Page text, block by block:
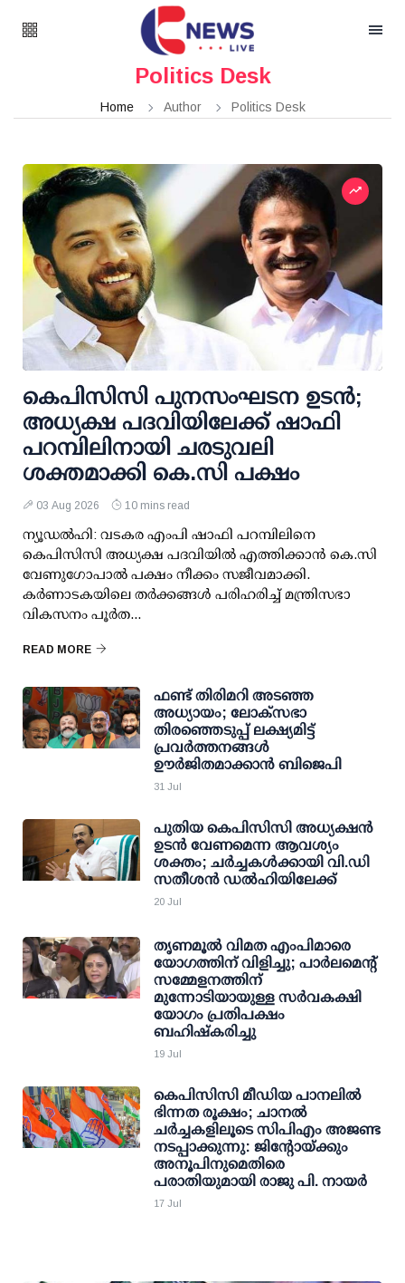
Politics Desk
Home Author Politics Desk
കെപിസിസി പുനസംഘടന ഉടന്‍;
അധ്യക്ഷ പദവിയിലേക്ക് ഷാഫി
പറമ്പിലിനായി ചരടുവലി
ശക്തമാക്കി കെ.സി പക്ഷം
03 Aug 2026 10 mins read
ന്യൂഡല്‍ഹി: വടകര എംപി ഷാഫി പറമ്പിലിനെ
കെപിസിസി അധ്യക്ഷ പദവിയില്‍ എത്തിക്കാന്‍ കെ.സി
വേണുഗോപാല്‍ പക്ഷം നീക്കം സജീവമാക്കി.
കര്‍ണാടകയിലെ തര്‍ക്കങ്ങള്‍ പരിഹരിച്ച് മന്ത്രിസഭാ
വികസനം പൂര്‍ത...
READ MORE
ഫണ്ട് തിരിമറി അടഞ്ഞ
അധ്യായം; ലോക്സഭാ
തിരഞ്ഞെടുപ്പ് ലക്ഷ്യമിട്ട്
പ്രവര്‍ത്തനങ്ങള്‍
ഊര്‍ജിതമാക്കാന്‍ ബിജെപി
31 Jul
പുതിയ കെപിസിസി അധ്യക്ഷന്‍
ഉടന്‍ വേണമെന്ന ആവശ്യം
ശക്തം; ചര്‍ച്ചകള്‍ക്കായി വി.ഡി
സതീശന്‍ ഡല്‍ഹിയിലേക്ക്
20 Jul
തൃണമൂല്‍ വിമത എംപിമാരെ
യോഗത്തിന് വിളിച്ചു; പാര്‍ലമെന്റ്
സമ്മേളനത്തിന്
മുന്നോടിയായുള്ള സര്‍വകക്ഷി
യോഗം പ്രതിപക്ഷം
ബഹിഷ്‌കരിച്ചു
19 Jul
കെപിസിസി മീഡിയ പാനലില്‍
ഭിന്നത രൂക്ഷം; ചാനല്‍
ചര്‍ച്ചകളിലൂടെ സിപിഎം അജണ്ട
നടപ്പാക്കുന്നു: ജിന്റോയ്ക്കും
അനൂപിനുമെതിരെ
പരാതിയുമായി രാജു പി. നായര്‍
17 Jul